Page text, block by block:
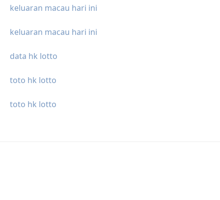
keluaran macau hari ini
keluaran macau hari ini
data hk lotto
toto hk lotto
toto hk lotto